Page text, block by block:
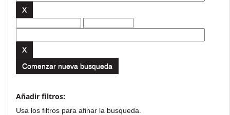
Comenzar nueva busqueda
Añadir filtros:
Usa los filtros para afinar la busqueda.